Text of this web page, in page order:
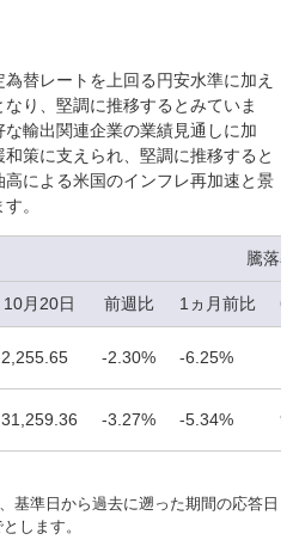
替レートを上回る円安水準に加え
り、堅調に推移するとみていま
輸出関連企業の業績見通しに加
策に支えられ、堅調に推移すると
による米国のインフレ再加速と景
。
騰落率
10月20日 前週比 1ヵ月前比 6
2,255.65 -2.30% -6.25%
31,259.36 -3.27% -5.34%
基準日から過去に遡った期間の応答日
します。